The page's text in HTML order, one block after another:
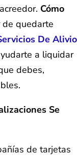
Cómo
de quedarte
De Alivio
a liquidar
debes,
Se
de tarjetas